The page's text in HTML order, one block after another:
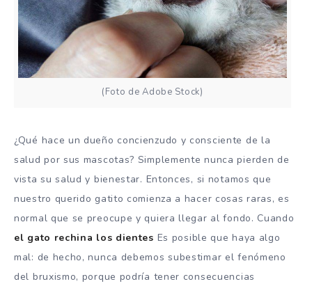
(Foto de Adobe Stock)
¿Qué hace un dueño concienzudo y consciente de la
salud por sus mascotas? Simplemente nunca pierden de
vista su salud y bienestar. Entonces, si notamos que
nuestro querido gatito comienza a hacer cosas raras, es
normal que se preocupe y quiera llegar al fondo. Cuando
el gato rechina los dientes Es posible que haya algo
mal: de hecho, nunca debemos subestimar el fenómeno
del bruxismo, porque podría tener consecuencias